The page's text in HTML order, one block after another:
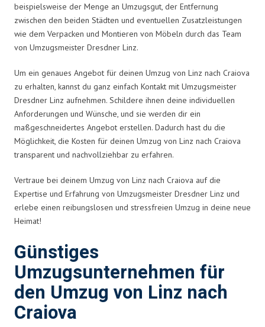
beispielsweise der Menge an Umzugsgut, der Entfernung
zwischen den beiden Städten und eventuellen Zusatzleistungen
wie dem Verpacken und Montieren von Möbeln durch das Team
von Umzugsmeister Dresdner Linz.
Um ein genaues Angebot für deinen Umzug von Linz nach Craiova
zu erhalten, kannst du ganz einfach Kontakt mit Umzugsmeister
Dresdner Linz aufnehmen. Schildere ihnen deine individuellen
Anforderungen und Wünsche, und sie werden dir ein
maßgeschneidertes Angebot erstellen. Dadurch hast du die
Möglichkeit, die Kosten für deinen Umzug von Linz nach Craiova
transparent und nachvollziehbar zu erfahren.
Vertraue bei deinem Umzug von Linz nach Craiova auf die
Expertise und Erfahrung von Umzugsmeister Dresdner Linz und
erlebe einen reibungslosen und stressfreien Umzug in deine neue
Heimat!
Günstiges
Umzugsunternehmen für
den Umzug von Linz nach
Craiova